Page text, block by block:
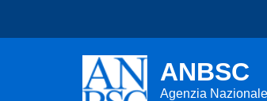
ANBSC
Agenzia